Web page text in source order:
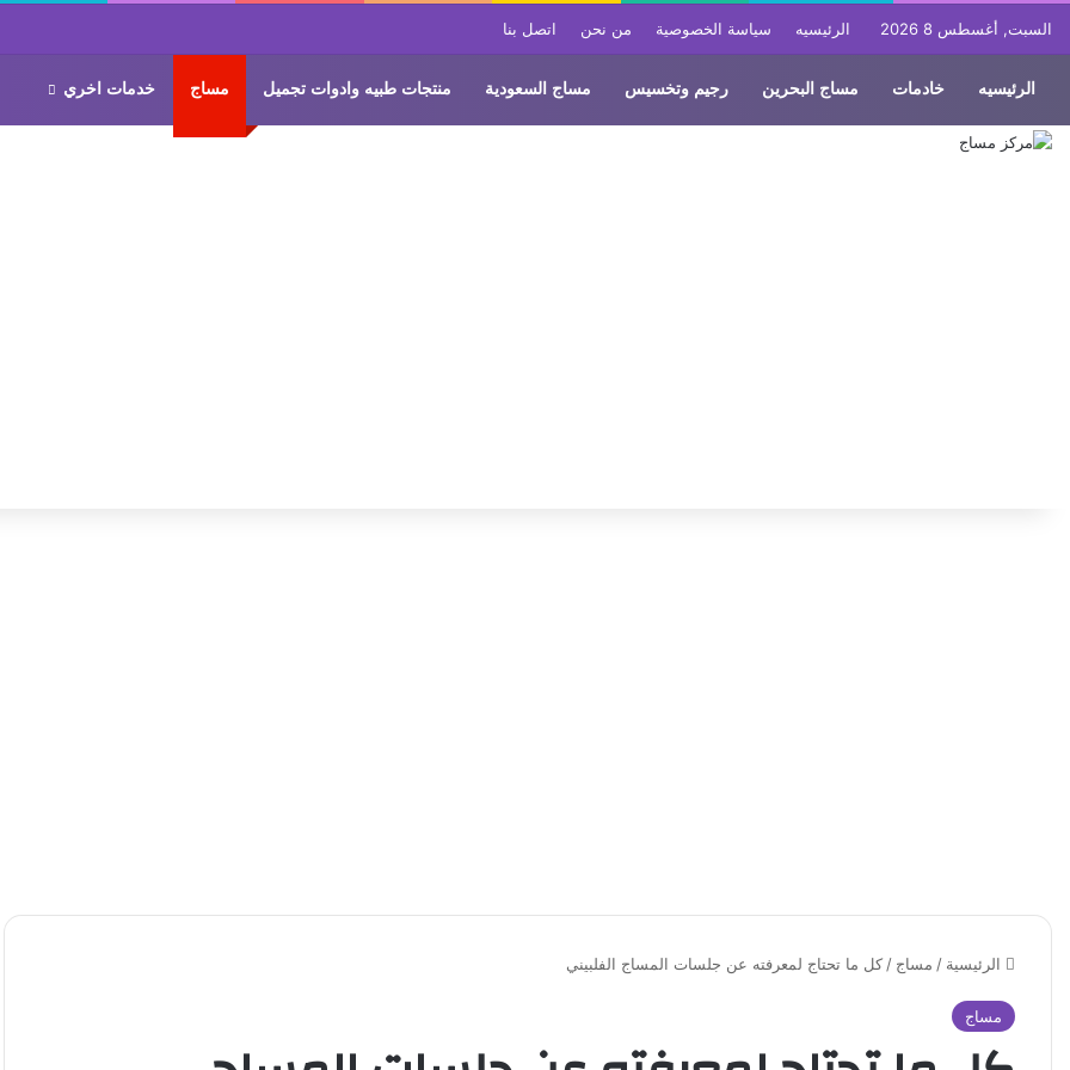
السبت, أغسطس 8 2026 الرئيسيه سياسة الخصوصية من نحن اتصل بنا
الرئيسيه خادمات مساج البحرين رجيم وتخسيس مساج السعودية منتجات طبيه وادوات تجميل مساج خدمات اخري
الرئيسية / مساج / كل ما تحتاج لمعرفته عن جلسات المساج الفلبيني
مساج